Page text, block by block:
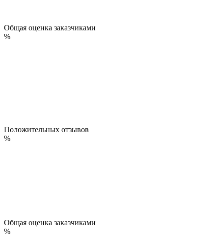
Общая оценка заказчиками
%
Положительных отзывов
%
Общая оценка заказчиками
%